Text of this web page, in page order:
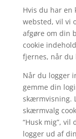
Hvis du har en
websted, vil vi
afgøre om din
cookie
fjernes, når du
Når du logger
gemme din
skærmvisning.
skærmvalg
“Husk mig”,
logger ud af